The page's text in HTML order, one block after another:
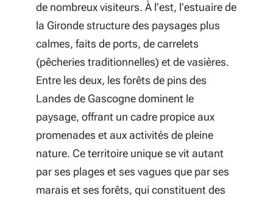
de nombreux visiteurs. À l’est, l’estuaire de
la Gironde structure des paysages plus
calmes, faits de ports, de carrelets
(pêcheries traditionnelles) et de vasières.
Entre les deux, les forêts de pins des
Landes de Gascogne dominent le
paysage, offrant un cadre propice aux
promenades et aux activités de pleine
nature. Ce territoire unique se vit autant
par ses plages et ses vagues que par ses
marais et ses forêts, qui constituent des